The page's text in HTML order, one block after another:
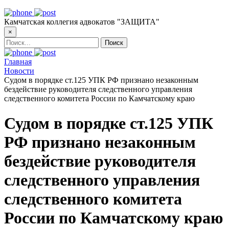
Камчатская коллегия адвокатов "ЗАЩИТА"
×
Главная
Новости
Судом в порядке ст.125 УПК РФ признано незаконным
бездействие руководителя следственного управления
следственного комитета России по Камчатскому краю
Судом в порядке ст.125 УПК
РФ признано незаконным
бездействие руководителя
следственного управления
следственного комитета
России по Камчатскому краю